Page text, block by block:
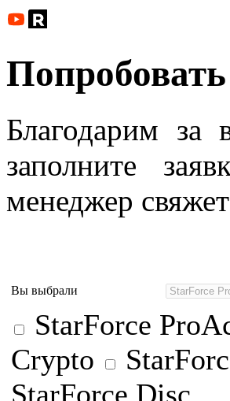
Благодарим за
заполните
менеджер
Вы выбрали
StarForce
Crypto
StarForce Disc